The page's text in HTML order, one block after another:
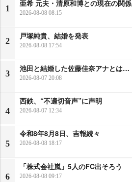
1
亜希 元夫・清原和博との現在の関係
2026-08-08 08:15
2
戸塚純貴、結婚を発表
2026-08-08 17:54
3
池田と結婚した佐藤佳奈アナとは…
2026-08-07 20:08
4
西鉄、“不適切音声”に声明
2026-08-07 12:34
5
令和8年8月8日、吉報続々
2026-08-08 18:17
6
「株式会社嵐」5人のFC出そろう
2026-08-08 09:17